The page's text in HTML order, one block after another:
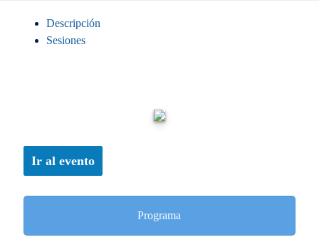
Descripción
Sesiones
Ir al evento
Programa